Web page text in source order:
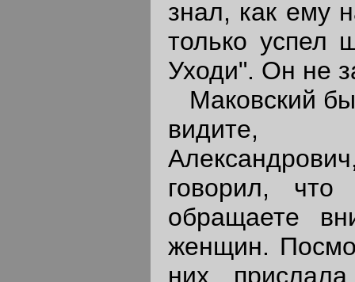
знал, как ему
только успел
Уходи". Он не
Маковский
видите,
говорил,
обращаете
женщин.
них